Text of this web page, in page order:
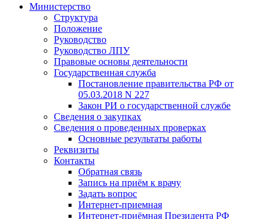
Министерство
Структура
Положение
Руководство
Руководство ЛПУ
Правовые основы деятельности
Государственная служба
Постановление правительства РФ от
05.03.2018 N 227
Закон РИ о государственной службе
Сведения о закупках
Сведения о проведенных проверках
Основные результаты работы
Реквизиты
Контакты
Обратная связь
Запись на приём к врачу
Задать вопрос
Интернет-приемная
Интернет-приёмная Президента РФ